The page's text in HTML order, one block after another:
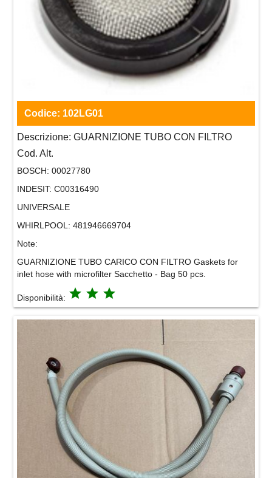
Codice: 102LG01
Descrizione: GUARNIZIONE TUBO CON FILTRO
Cod. Alt.
BOSCH: 00027780
INDESIT: C00316490
UNIVERSALE
WHIRLPOOL: 481946669704
Note:
GUARNIZIONE TUBO CARICO CON FILTRO Gaskets for
inlet hose with microfilter Sacchetto - Bag 50 pcs.
Disponibilità: grade grade grade